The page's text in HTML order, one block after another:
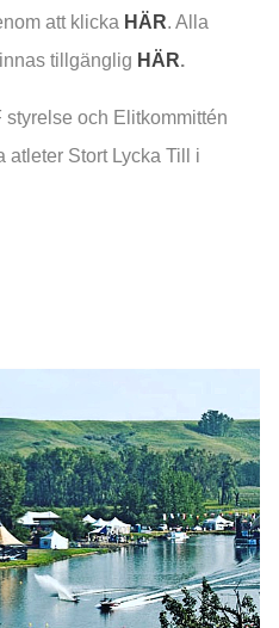
att klicka HÄR. Alla
tillgänglig HÄR.
och Elitkommittén
atleter Stort Lycka Till i